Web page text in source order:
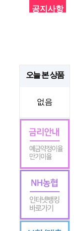
오늘 본 상품
없음
공지사항